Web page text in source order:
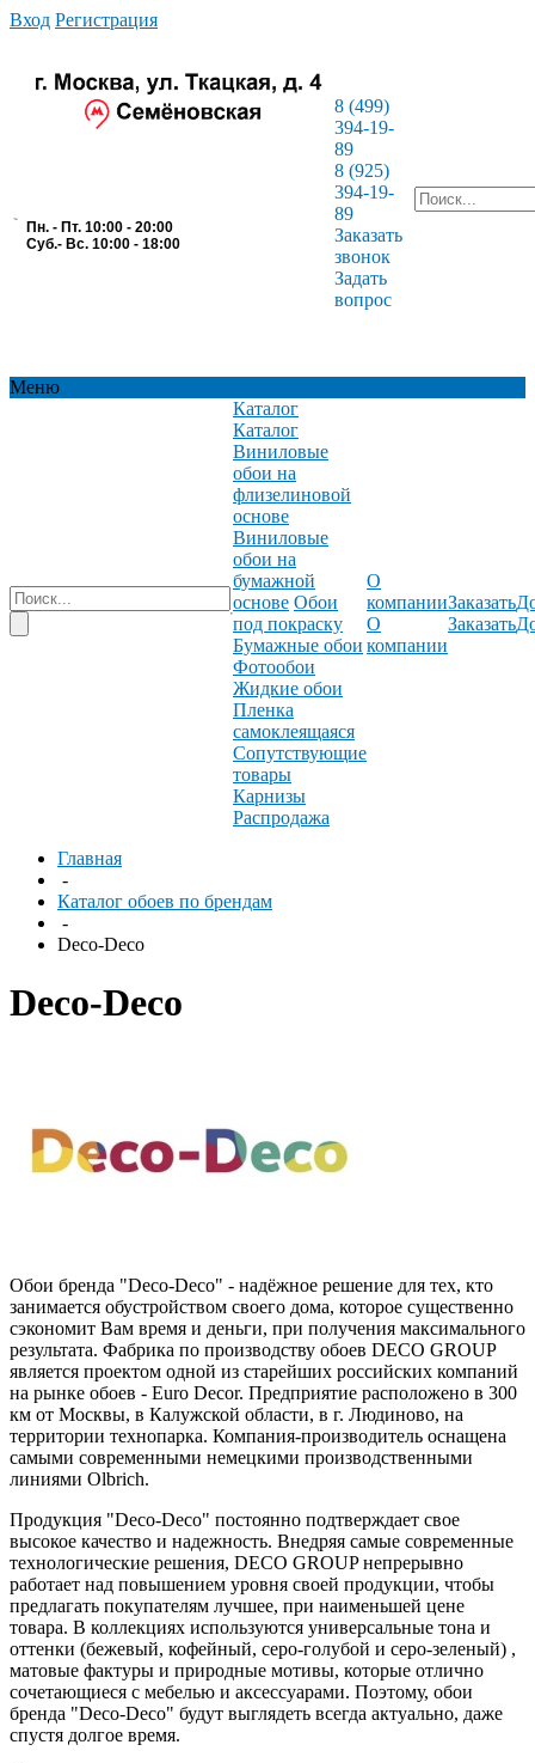
Вход Регистрация
Пн. - Пт. 10:00 - 20:00
Суб.- Вс. 10:00 - 18:00
8 (499)
394-19-
89
8 (925)
394-19-
89
Заказать
звонок
Задать
вопрос
Меню
Каталог
Каталог
Виниловые
обои на
флизелиновой
основе
Виниловые
обои на
бумажной
основе Обои
под покраску
Бумажные обои
Фотообои
Жидкие обои
Пленка
самоклеящаяся
Сопутствующие
товары
Карнизы
Распродажа
О
компании
О
компании
Заказать
Заказать
Главная
-
Каталог обоев по брендам
-
Deco-Deco
Deco-Deco
Обои бренда "Deco-Deco" - надёжное решение для тех, кто
занимается обустройством своего дома, которое существенно
сэкономит Вам время и деньги, при получения максимального
результата. Фабрика по производству обоев DECO GROUP
является проектом одной из старейших российских компаний
на рынке обоев - Euro Decor. Предприятие расположено в 300
км от Москвы, в Калужской области, в г. Людиново, на
территории технопарка. Компания-производитель оснащена
самыми современными немецкими производственными
линиями Olbrich.
Продукция "Deco-Deco" постоянно подтверждает свое
высокое качество и надежность. Внедряя самые современные
технологические решения, DECO GROUP непрерывно
работает над повышением уровня своей продукции, чтобы
предлагать покупателям лучшее, при наименьшей цене
товара. В коллекциях используются универсальные тона и
оттенки (бежевый, кофейный, серо-голубой и серо-зеленый) ,
матовые фактуры и природные мотивы, которые отлично
сочетающиеся с мебелью и аксессуарами. Поэтому, обои
бренда "Deco-Deco" будут выглядеть всегда актуально, даже
спустя долгое время.